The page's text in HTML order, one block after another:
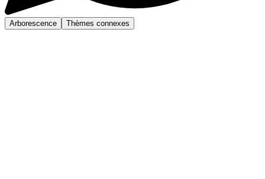
Arborescence Thèmes connexes